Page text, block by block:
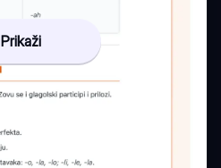
Prikaži